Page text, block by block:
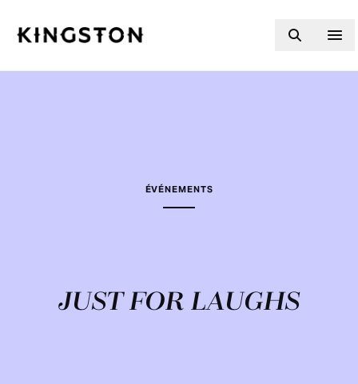
ÉVÉNEMENTS
JUST FOR LAUGHS